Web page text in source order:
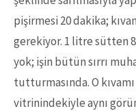
pişirmesi 20 dakika;
gerekiyor. 1 litre sütten 8
yok; işin bütün sırrı
tutturmasında. O
vitrinindekiyle aynı